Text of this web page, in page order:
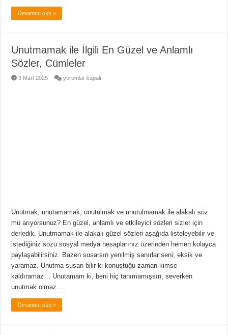
Devamını oku »
Unutmamak ile İlgili En Güzel ve Anlamlı
Sözler, Cümleler
3 Mart 2025
Unutmamak
yorumlar kapalı
Unutmak, unutamamak, unutulmak ve unutulmamak ile alakalı söz
mü arıyorsunuz? En güzel, anlamlı ve etkileyici sözleri sizler için
derledik. Unutmamak ile alakalı güzel sözleri aşağıda listeleyebilir ve
istediğiniz sözü sosyal medya hesaplarınız üzerinden hemen kolayca
paylaşabilirsiniz. Bazen susarsın yenilmiş sanırlar seni; eksik ve
yaramaz. Unutma susan bilir ki konuştuğu zaman kimse
kaldıramaz… Unutamam ki, beni hiç tanımamışsın, severken
unutmak olmaz …
Devamını oku »